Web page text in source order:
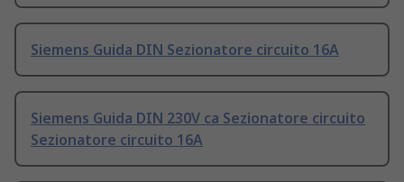
Siemens Guida DIN Sezionatore circuito 16A
Siemens Guida DIN 230V ca Sezionatore circuito
Sezionatore circuito 16A